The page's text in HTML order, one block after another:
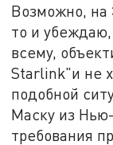
Возможно, на
то и
всему,
Starlink"и не
подобной
Маску из
требования